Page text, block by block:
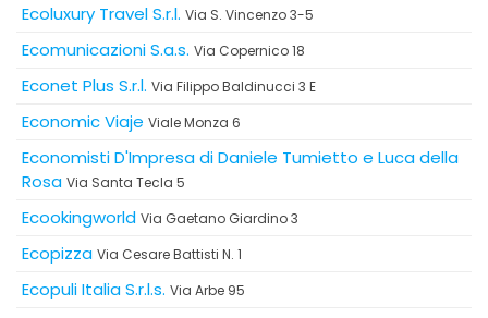
Ecoluxury Travel S.r.l. Via S. Vincenzo 3-5
Ecomunicazioni S.a.s. Via Copernico 18
Econet Plus S.r.l. Via Filippo Baldinucci 3 E
Economic Viaje Viale Monza 6
Economisti D'Impresa di Daniele Tumietto e Luca della
Rosa Via Santa Tecla 5
Ecookingworld Via Gaetano Giardino 3
Ecopizza Via Cesare Battisti N. 1
Ecopuli Italia S.r.l.s. Via Arbe 95